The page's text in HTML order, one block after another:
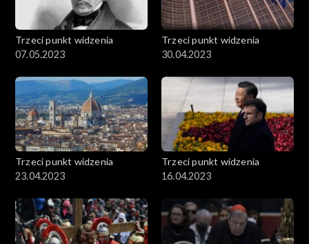
Trzeci punkt widzenia
07.05.2023
Trzeci punkt widzenia
30.04.2023
Trzeci punkt widzenia
23.04.2023
Trzeci punkt widzenia
16.04.2023